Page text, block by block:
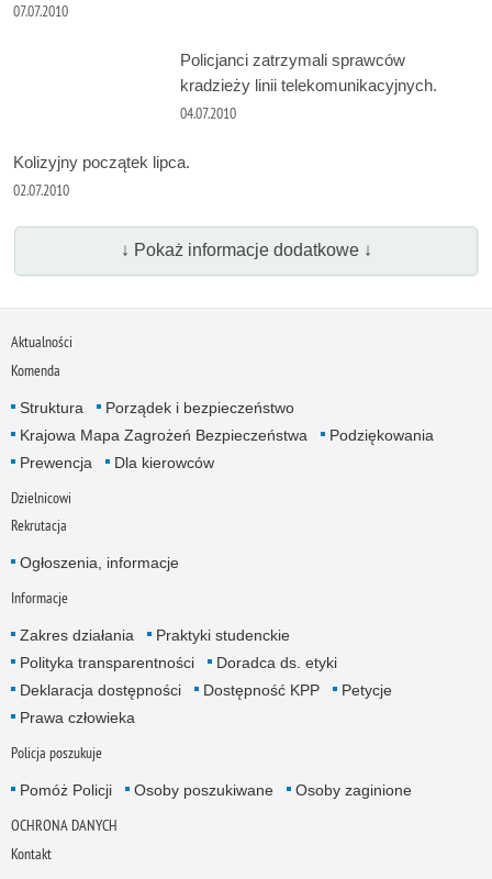
07.07.2010
Policjanci zatrzymali sprawców
kradzieży linii telekomunikacyjnych.
04.07.2010
Kolizyjny początek lipca.
02.07.2010
↓ Pokaż informacje dodatkowe ↓
Aktualności
Komenda
Struktura
Porządek i bezpieczeństwo
Krajowa Mapa Zagrożeń Bezpieczeństwa
Podziękowania
Prewencja
Dla kierowców
Dzielnicowi
Rekrutacja
Ogłoszenia, informacje
Informacje
Zakres działania
Praktyki studenckie
Polityka transparentności
Doradca ds. etyki
Deklaracja dostępności
Dostępność KPP
Petycje
Prawa człowieka
Policja poszukuje
Pomóż Policji Osoby poszukiwane Osoby zaginione
OCHRONA DANYCH
Kontakt